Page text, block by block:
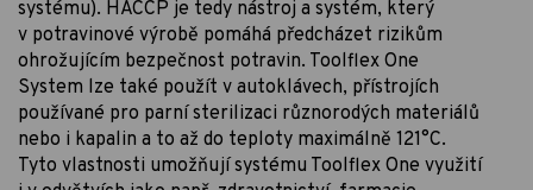
systému). HACCP je tedy nástroj a systém, který
v potravinové výrobě pomáhá předcházet rizikům
ohrožujícím bezpečnost potravin. Toolflex One
System lze také použít v autoklávech, přístrojích
používané pro parní sterilizaci různorodých materiálů
nebo i kapalin a to až do teploty maximálně 121°C.
Tyto vlastnosti umožňují systému Toolflex One využití